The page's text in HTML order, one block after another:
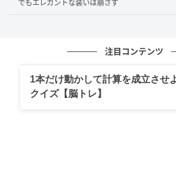
©Victor Picon and ©Cartier
アマル・クルーニー氏の基調講演で
でもエレガントな装いは崩さず
注目コンテンツ
1本だけ動かして計算を成立させ
クイズ【脳トレ】